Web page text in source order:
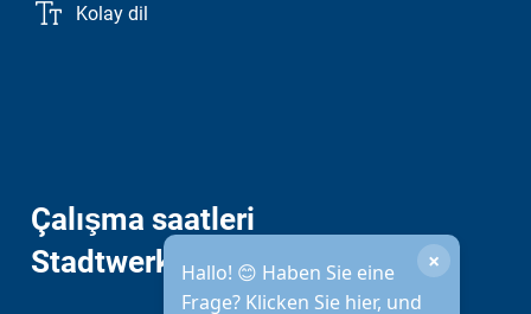
Kolay dil
Çalışma saatleri
StadtwerkeHallo! 😊 Haben Sie eine
Frage? Klicken Sie hier, und
×